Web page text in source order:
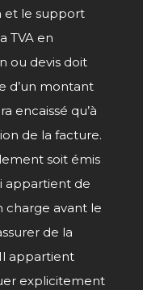
et le support
TVA en
ou devis doit
d’un montant
encaissé qu’à
de la facture.
soit émis
appartient de
charge avant le
de la
appartient
explicitement